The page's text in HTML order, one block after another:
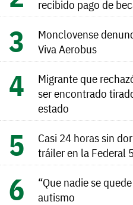
recibido pago de
Monclovense
Viva Aerobus
Migrante que
ser encontrado
estado
Casi 24 horas sin
tráiler en la Federal
“Que nadie se
autismo